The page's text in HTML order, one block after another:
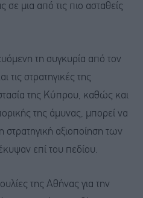
σε μια από τις πιο ασταθείς
τη συγκυρία από τον
τις στρατηγικές της
της Κύπρου, καθώς και
της άμυνας, μπορεί να
αξιοποίηση των
επί του πεδίου.
της Αθήνας για την